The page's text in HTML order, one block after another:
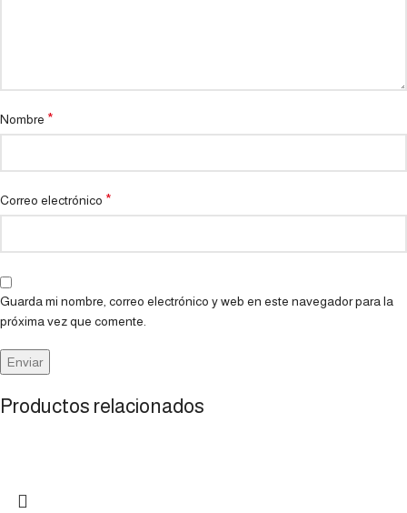
Nombre *
Correo electrónico *
Guarda mi nombre, correo electrónico y web en este navegador para la
próxima vez que comente.
Productos relacionados